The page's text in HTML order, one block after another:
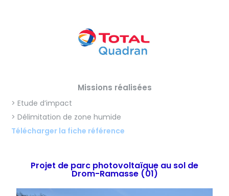
Missions réalisées
> Etude d’impact
> Délimitation de zone humide
Télécharger la fiche référence
Projet de parc photovoltaïque au sol de
Drom-Ramasse (01)